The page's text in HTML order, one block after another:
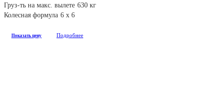
Груз-ть на макс. вылете 630 кг
Колесная формула 6 х 6
Показать цену Подробнее